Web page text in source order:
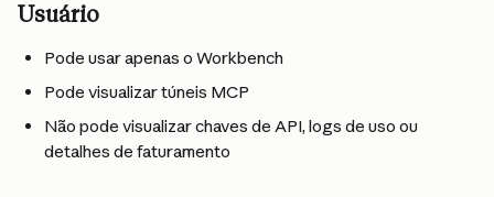
Usuário
Pode usar apenas o Workbench
Pode visualizar túneis MCP
Não pode visualizar chaves de API, logs de uso ou
detalhes de faturamento